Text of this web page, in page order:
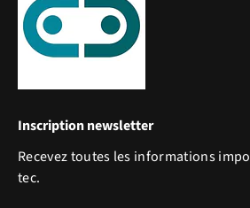
Inscription newsletter
Recevez toutes les informations
tec.